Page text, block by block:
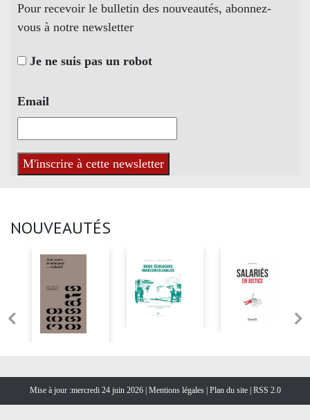
Pour recevoir le bulletin des nouveautés, abonnez-
vous à notre newsletter
Je ne suis pas un robot
Email
NOUVEAUTÉS
Mise à jour :mercredi 24 juin 2026 | Mentions légales | Plan du site |RSS 2.0